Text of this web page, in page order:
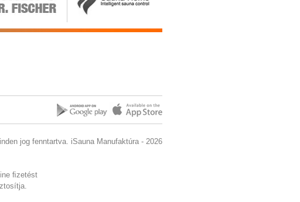
jog fenntartva. iSauna Manufaktúra - 2026
ﬁzetést